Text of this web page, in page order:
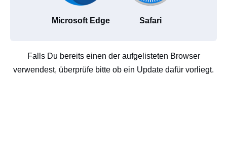
Microsoft Edge Safari
Falls Du bereits einen der aufgelisteten Browser
verwendest, überprüfe bitte ob ein Update dafür vorliegt.